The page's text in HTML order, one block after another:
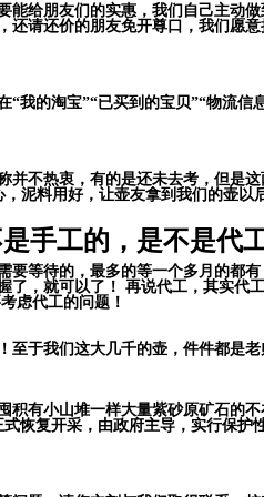
能给朋友们的实惠，我们自己主动做
还请还价的朋友免开尊口，我们愿意
我的淘宝”“已买到的宝贝”“物流信
并不热衷，有的是还未去考，但是这
泥料用好，让壶友拿到我们的壶以
手工的，是不是代
要等待的，最多的等一个多月的都有
了，就可以了！ 再说代工，其实代
虑代工的问题！
至于我们这大几千的壶，件件都是老
积有小山堆一样大量紫砂原矿石的不
恢复开采，由政府主导，实行保护性